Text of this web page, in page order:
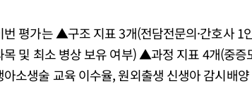
번 평가는 ▲구조 지표 3개(전담전문의·간호사 1
목 및 최소 병상 보유 여부) ▲과정 지표 4개(중증
아소생술 교육 이수율, 원외출생 신생아 감시배